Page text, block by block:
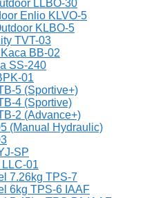
LLBO-30
Enlio KLVO-5
KLBO-5
TVT-03
BB-02
SS-240
01
5 (Sportive+)
4 (Sportive)
2 (Advance+)
(Manual Hydraulic)
SP
01
7.26kg TPS-7
6kg TPS-6 IAAF